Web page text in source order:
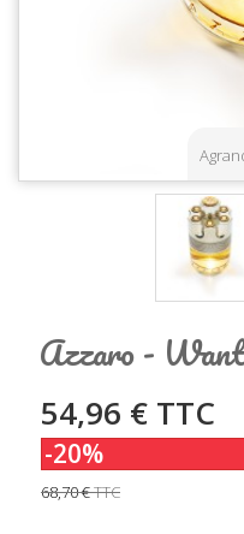
Azzaro -
54,96 € TTC
-20%
68,70 €TTC